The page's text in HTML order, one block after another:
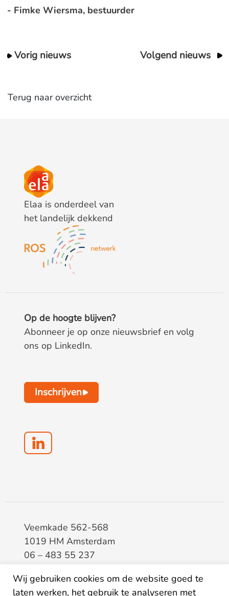
- Fimke Wiersma, bestuurder
Vorig nieuws Volgend nieuws
Terug naar overzicht
Elaa is onderdeel van
het landelijk dekkend
Op de hoogte blijven?
Abonneer je op onze nieuwsbrief en volg
ons op LinkedIn.
Inschrijven
Veemkade 562-568
1019 HM Amsterdam
06 – 483 55 237
BTW8133.20.343.B.01
Wij gebruiken cookies om de website goed te
laten werken, het gebruik te analyseren met